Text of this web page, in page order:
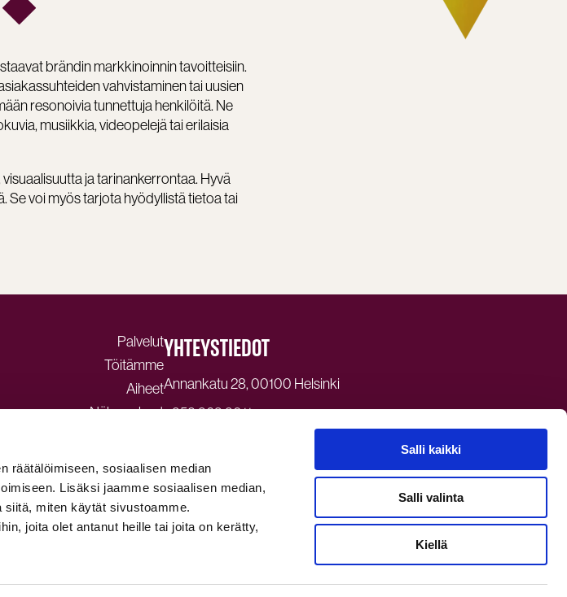
räätälöimiseen, sosiaalisen median
Lisäksi jaamme sosiaalisen median,
siitä, miten käytät sivustoamme.
joita olet antanut heille tai joita on kerätty,
Salli kaikki
Salli valinta
Kiellä
brändin markkinoinnin tavoitteisiin.
vahvistaminen tai uusien
resonoivia tunnettuja henkilöitä. Ne
musiikkia, videopelejä tai erilaisia
ja tarinankerrontaa. Hyvä
Se voi myös tarjota hyödyllistä tietoa tai
Palvelut
Töitämme
Aiheet
Näkemykset
YHTEYSTIEDOT
Annankatu 28, 00100 Helsinki
+358 969 3011
© Dagmar Oy 2026
OTA MEIHIN YHTEYTTÄ